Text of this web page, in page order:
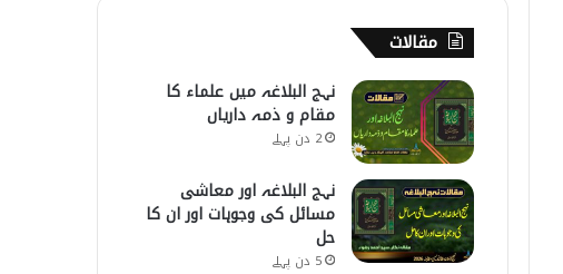
مقالات
نہج البلاغہ میں علماء کا
مقام و ذمہ داریاں
2 دن پہلے
نہج البلاغہ اور معاشی
مسائل کی وجوہات اور ان کا
حل
5 دن پہلے